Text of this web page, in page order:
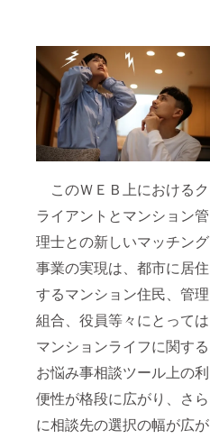
このＷＥＢ上におけるク
ライアントとマンション管
理士との新しいマッチング
事業の実現は、都市に居住
するマンション住民、管理
組合、役員等々にとっては
マンションライフに関する
お悩み事相談ツール上の利
便性が格段に広がり、さら
に相談先の選択の幅が広が